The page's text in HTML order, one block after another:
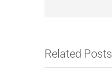
Related Posts